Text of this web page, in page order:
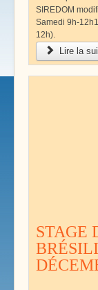
SIREDOM
Samedi 9h-
12h).
Lire la
STAGE